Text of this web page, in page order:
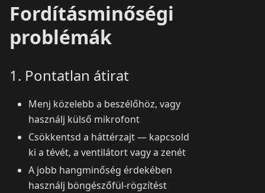
Fordításminőségi
problémák
1. Pontatlan átirat
Menj közelebb a beszélőhöz, vagy
használj külső mikrofont
Csökkentsd a háttérzajt — kapcsold
ki a tévét, a ventilátort vagy a zenét
A jobb hangminőség érdekében
használj böngészőfül-rögzítést